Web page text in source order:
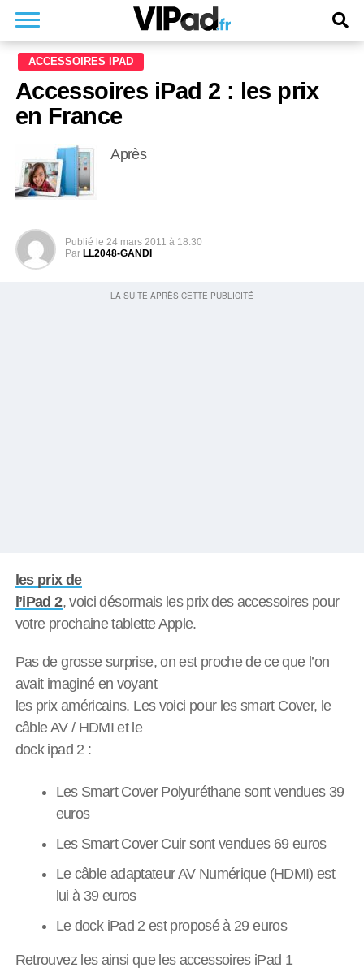
ACCESSOIRES IPAD
Accessoires iPad 2 : les prix
en France
Après
Publié le 24 mars 2011 à 18:30
Par LL2048-GANDI
les prix de
l’iPad 2, voici désormais les prix des accessoires pour
votre prochaine tablette Apple.
Pas de grosse surprise, on est proche de ce que l’on
avait imaginé en voyant
les prix américains. Les voici pour les smart Cover, le
câble AV / HDMI et le
dock ipad 2 :
Les Smart Cover Polyuréthane sont vendues 39
euros
Les Smart Cover Cuir sont vendues 69 euros
Le câble adaptateur AV Numérique (HDMI) est
lui à 39 euros
Le dock iPad 2 est proposé à 29 euros
Retrouvez les ainsi que les accessoires iPad 1